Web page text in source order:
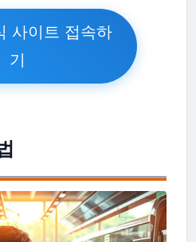
사이트 접속하
기